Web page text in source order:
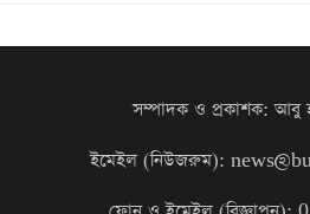
সম্পাদক ও প্রকাশক: আবু
ইমেইল (নিউজরুম):